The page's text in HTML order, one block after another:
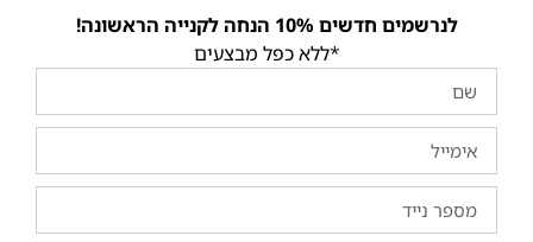
לנרשמים חדשים 10% הנחה לקנייה הראשונה!
*ללא כפל מבצעים